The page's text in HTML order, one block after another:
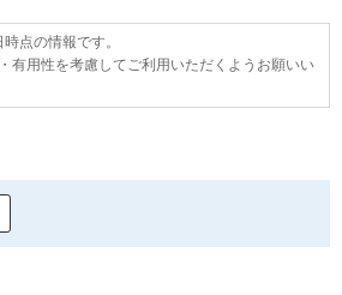
点の情報です。
有用性を考慮してご利用いただくようお願いい